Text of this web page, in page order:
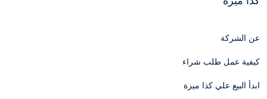
عن الشركة
كيفية عمل طلب شراء
ابدأ البيع علي كذا ميزة